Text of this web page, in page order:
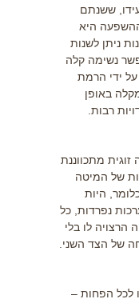
ששנתם
ההשפעה היא
ניתן לשנות
נשימה קלה
ידי הרמת
באופן
רבות.
מתכווננת
של המיטה
היות
נפרדות, כל
הרצויה לו בלי
של הצד השני.
לכל הפחות –